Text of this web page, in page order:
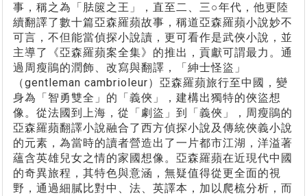
事，稱之為「胠篋之王」，直至二、三○年代，他更陸
續翻譯了數十篇亞森羅蘋故事，稱道亞森羅蘋小說妙不
可言，不但能當偵探小說讀，更可看作是武俠小說，並
主導了《亞森羅蘋案全集》的推出，貢獻可謂最力。通
過周瘦鵑的潤飾、改寫與翻譯，「紳士怪盜」
（gentleman cambrioleur）亞森羅蘋旅行至中國，變
身為「智勇雙全」的「義俠」，建構出獨特的俠盜想
像。從法國到上海，從「劇盜」到「義俠」，周瘦鵑的
亞森羅蘋翻譯小說融合了西方偵探小說及傳統俠義小說
的元素，為當時的讀者營造出了一片都市江湖，洋溢著
蘊含英雄兒女之情的家國想像。亞森羅蘋在近現代中國
的奇異旅程，其特色與意涵，無疑值得從更全面的視
野，通過細膩比對中、法、英譯本，加以爬梳分析，而